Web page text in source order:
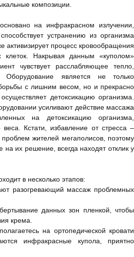
композиции.
на инфракрасном излучении,
устранению из организма
активизирует процесс кровообращения
Накрывая данным «куполом»
чувствует расслабляющее тепло,
Оборудование является не только
с лишним весом, но и прекрасно
детоксикацию организма.
усиливают действие массажа
на детоксикацию организма,
Кстати, избавление от стресса –
жителей мегаполисов, поэтому
на их решение, всегда находят отклик у
в несколько этапов:
разогревающий массаж проблемных
данных зон пленкой, чтобы
крема.
на ортопедической кровати
инфракрасные купола, приятно